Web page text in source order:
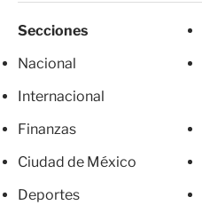
Secciones
Nacional
Internacional
Finanzas
Ciudad de México
Deportes